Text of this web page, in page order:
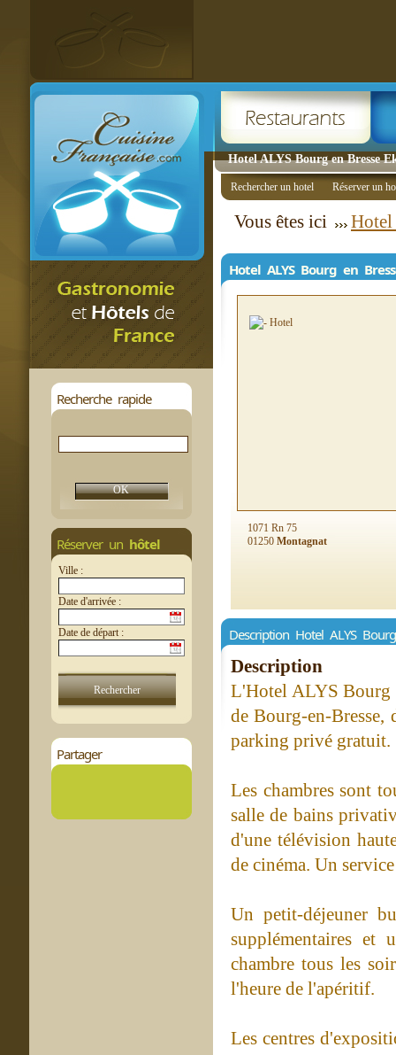
Hotel ALYS Bourg en Bresse
Recherche rapide
Réserver un hôtel
Ville :
Date d'arrivée :
Date de départ :
Partager
Rechercher un hotel Réserver un
Vous êtes ici Hotel
Hotel ALYS Bourg en
1071 Rn 75
01250 Montagnat
Description Hotel ALYS
Description
L'Hotel ALYS Bourg
de Bourg-en-
parking privé gratuit.
Les chambres sont
salle de bains
d'une télévision
de cinéma. Un
Un petit-déjeuner
supplémentaires et
chambre tous les
l'heure de l'apéritif.
Les centres